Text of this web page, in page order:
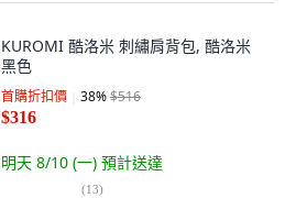
KUROMI 酷洛米 刺繡肩背包, 酷洛米
黑色
首購折扣價 38%$516
$316
明天 8/10 (一) 預計送達
(13)